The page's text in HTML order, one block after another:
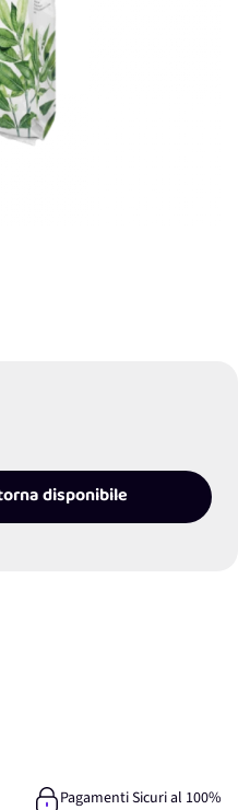
disponibile
Pagamenti Sicuri al 100%